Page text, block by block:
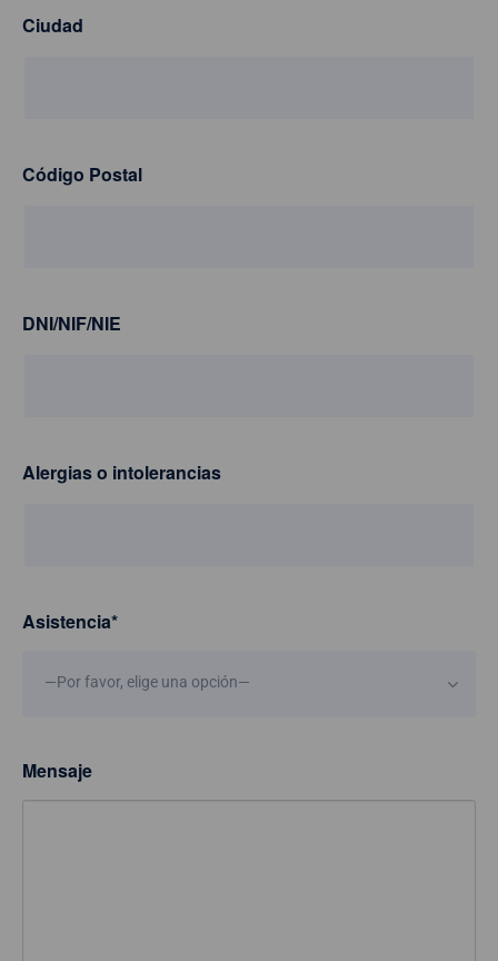
Ciudad
Código Postal
DNI/NIF/NIE
Alergias o intolerancias
Asistencia*
—Por favor, elige una opción—
Mensaje